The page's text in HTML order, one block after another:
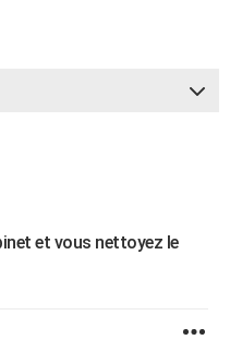
et vous nettoyez le